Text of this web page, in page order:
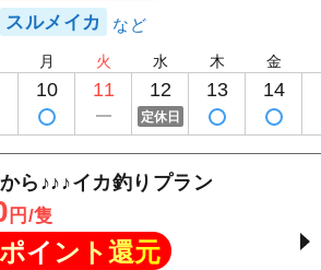
スルメイカ
月
10
火
11
水
12
定休日
木
13
金
14
ら♪♪♪イカ釣りプラン
円/隻
ポイント還元